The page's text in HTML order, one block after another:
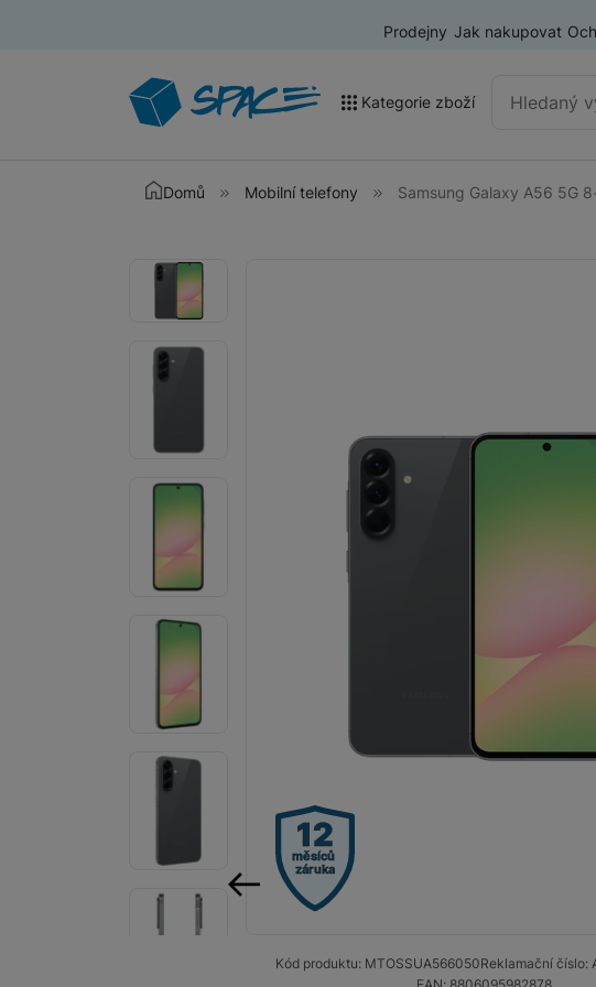
Prodejny Jak nakupovat
Kategorie zboží
Akce a výprodej
Nositelná elektronika
Televize
Tablety
Foto
Smart
Ventilátory
Počítače a notebooky
Péče o zdraví a tělo
Příslušenství
Domů Mobilní telefony Samsung Galaxy A56 5G
předchozí
12
měsíců
záruka
Fotografie
Kód produktu: MTOSSUA566050Reklamační číslo: